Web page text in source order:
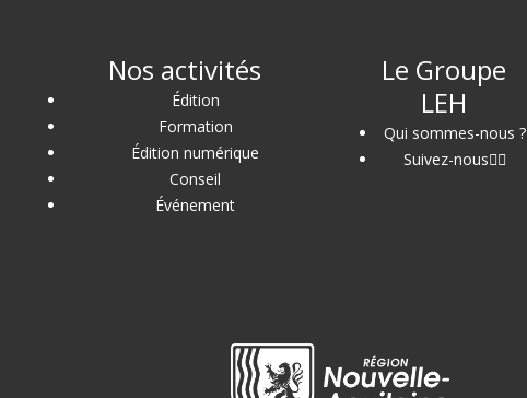
Nos activités
Édition
Formation
Édition numérique
Conseil
Événement
Le Groupe
LEH
Qui sommes-nous ?
Suivez-nous